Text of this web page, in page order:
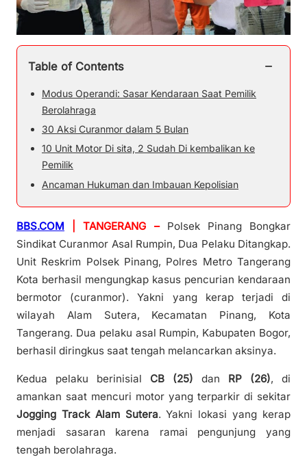
Table of Contents −
Modus Operandi: Sasar Kendaraan Saat Pemilik
Berolahraga
30 Aksi Curanmor dalam 5 Bulan
10 Unit Motor Di sita, 2 Sudah Di kembalikan ke
Pemilik
Ancaman Hukuman dan Imbauan Kepolisian
BBS.COM | TANGERANG –Polsek Pinang Bongkar
Sindikat Curanmor Asal Rumpin, Dua Pelaku Ditangkap.
Unit Reskrim Polsek Pinang, Polres Metro Tangerang
Kota berhasil mengungkap kasus pencurian kendaraan
bermotor (curanmor). Yakni yang kerap terjadi di
wilayah Alam Sutera, Kecamatan Pinang, Kota
Tangerang. Dua pelaku asal Rumpin, Kabupaten Bogor,
berhasil diringkus saat tengah melancarkan aksinya.
Kedua pelaku berinisial CB (25) dan RP (26), di
amankan saat mencuri motor yang terparkir di sekitar
Jogging Track Alam Sutera. Yakni lokasi yang kerap
menjadi sasaran karena ramai pengunjung yang
tengah berolahraga.